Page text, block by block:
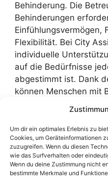
Um dir ein optimales Erlebnis zu
Cookies, um Geräteinformationen
zuzugreifen. Wenn du diesen
wie das Surfverhalten oder
Wenn du deine Zustimmung nicht
bestimmte Merkmale und
Behinderung. Die
Behinderungen
Einfühlungsvermögen,
Flexibilität. Bei City
individuelle
auf die Bedürfnisse
abgestimmt ist. Dank
können Menschen mit
Kategorien
Hilfe
Schlagwörter
Assistenzdienst ,
Assistenzdienst
Hamburg,